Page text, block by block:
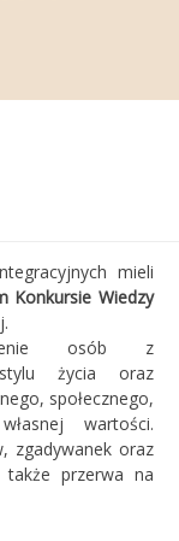
mieli
Konkursie Wiedzy
osób z
stylu życia oraz
społecznego,
wartości.
zgadywanek oraz
także przerwa na